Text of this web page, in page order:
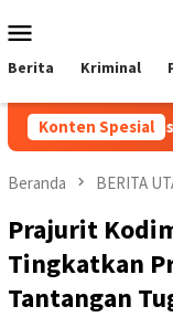
ke
kontenMobile
Berita Kriminal
Konten Spesial
Terima Kasih
Beranda BERITA
Prajurit
Tingkatkan
Tantangan